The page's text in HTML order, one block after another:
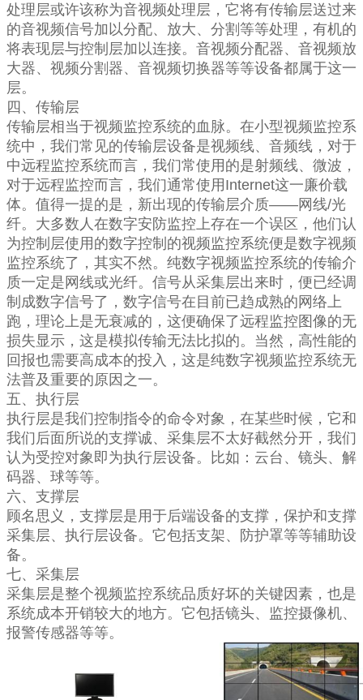
处理层或许该称为音视频处理层，它将有传输层送过来
的音视频信号加以分配、放大、分割等等处理，有机的
将表现层与控制层加以连接。音视频分配器、音视频放
大器、视频分割器、音视频切换器等等设备都属于这一
层。
四、传输层
传输层相当于视频监控系统的血脉。在小型视频监控系
统中，我们常见的传输层设备是视频线、音频线，对于
中远程监控系统而言，我们常使用的是射频线、微波，
对于远程监控而言，我们通常使用Internet这一廉价载
体。值得一提的是，新出现的传输层介质——网线/光
纤。大多数人在数字安防监控上存在一个误区，他们认
为控制层使用的数字控制的视频监控系统便是数字视频
监控系统了，其实不然。纯数字视频监控系统的传输介
质一定是网线或光纤。信号从采集层出来时，便已经调
制成数字信号了，数字信号在目前已趋成熟的网络上
跑，理论上是无衰减的，这便确保了远程监控图像的无
损失显示，这是模拟传输无法比拟的。当然，高性能的
回报也需要高成本的投入，这是纯数字视频监控系统无
法普及重要的原因之一。
五、执行层
执行层是我们控制指令的命令对象，在某些时候，它和
我们后面所说的支撑诚、采集层不太好截然分开，我们
认为受控对象即为执行层设备。比如：云台、镜头、解
码器、球等等。
六、支撑层
顾名思义，支撑层是用于后端设备的支撑，保护和支撑
采集层、执行层设备。它包括支架、防护罩等等辅助设
备。
七、采集层
采集层是整个视频监控系统品质好坏的关键因素，也是
系统成本开销较大的地方。它包括镜头、监控摄像机、
报警传感器等等。